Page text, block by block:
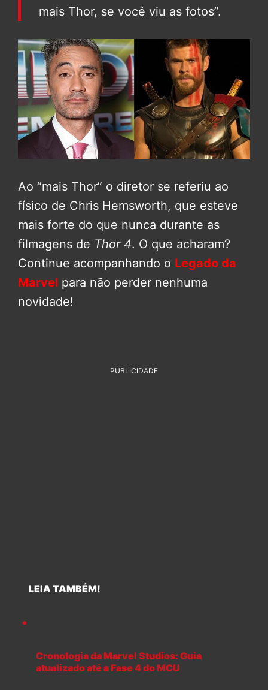
mais Thor, se você viu as fotos”.
Ao “mais Thor” o diretor se referiu ao
físico de Chris Hemsworth, que esteve
mais forte do que nunca durante as
filmagens de Thor 4. O que acharam?
Continue acompanhando o Legado da
Marvel para não perder nenhuma
novidade!
PUBLICIDADE
LEIA TAMBÉM!
Cronologia da Marvel Studios: Guia
atualizado até a Fase 4 do MCU